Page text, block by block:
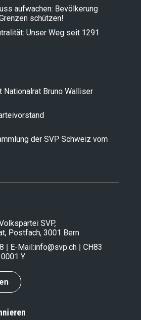
aufwachen: Bevölkerung
schützen!
Unser Weg seit 1291
Nationalrat Bruno Walliser
der SVP Schweiz vom
SVP,
Postfach, 3001 Bern
| E-Mail:info@svp.ch | CH83
Y